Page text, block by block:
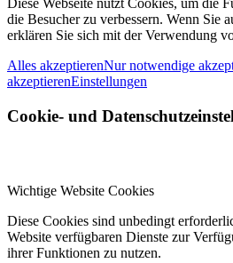
Diese Webseite nutzt Cookies, um die
die Besucher zu verbessern. Wenn Sie
erklären Sie sich mit der Verwendung
Alles akzeptierenNur notwendige
akzeptierenEinstellungen
Cookie- und
Wichtige Website Cookies
Diese Cookies sind unbedingt
Website verfügbaren Dienste zur
ihrer Funktionen zu nutzen.